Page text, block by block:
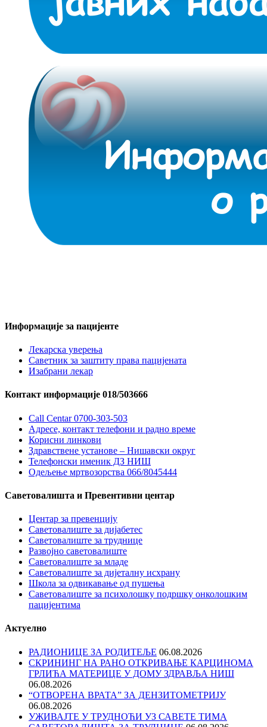
Информације за пацијенте
Лекарска уверења
Саветник за заштиту права пацијената
Изабрани лекар
Контакт информације 018/503666
Call Centar 0700-303-503
Адресe, контакт телефони и радно време
Корисни линкови
Здравствене установе – Нишавски округ
Телефонски именик ДЗ НИШ
Одељење мртвозорства 066/8045444
Саветовалишта и Превентивни центар
Центар за превенцију
Саветовалиште за дијабетес
Саветовалиште за труднице
Развојно саветовалиште
Саветовалиште за младе
Саветовалиште за дијеталну исхрану
Школа за одвикавање од пушења
Саветовалиште за психолошку подршку онколошким
пацијентима
Актуелно
РАДИОНИЦЕ ЗА РОДИТЕЉЕ 06.08.2026
СКРИНИНГ НА РАНО ОТКРИВАЊЕ КАРЦИНОМА
ГРЛИЋА МАТЕРИЦЕ У ДОМУ ЗДРАВЉА НИШ
06.08.2026
“ОТВОРЕНА ВРАТА” ЗА ДЕНЗИТОМЕТРИЈУ
06.08.2026
УЖИВАЈТЕ У ТРУДНОЋИ УЗ САВЕТЕ ТИМА